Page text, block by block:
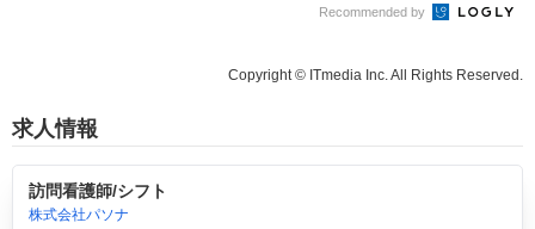
Recommended by
Copyright © ITmedia Inc. All Rights Reserved.
求人情報
訪問看護師/シフト
株式会社パソナ